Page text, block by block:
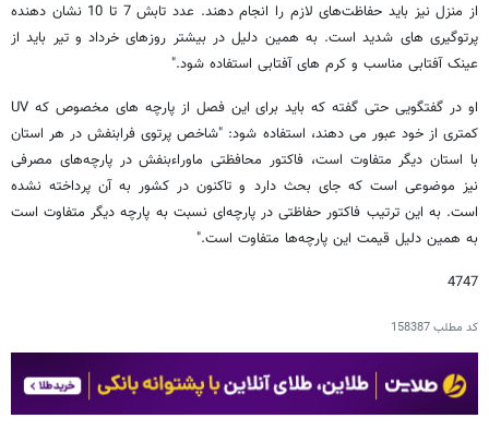
از منزل نیز باید حفاظت‌های لازم را انجام دهند. عدد تابش 7 تا 10 نشان دهنده
پرتوگیری های شدید است. به همین دلیل در بیشتر روزهای خرداد و تیر باید از
عینک آفتابی مناسب و کرم های آفتابی استفاده شود."
او در گفتگویی حتی گفته که باید برای این فصل از پارچه های مخصوص که UV
کمتری از خود عبور می دهند، استفاده شود: "شاخص پرتوی فرابنفش در هر استان
با استان دیگر متفاوت است، فاکتور محافظتی ماوراءبنفش در پارچه‌های مصرفی
نیز موضوعی است که جای بحث دارد و تاکنون در کشور به آن پرداخته نشده
است. به این ترتیب فاکتور حفاظتی در پارچه‌ای نسبت به پارچه‌ دیگر متفاوت است
به همین دلیل قیمت این پارچه‌ها متفاوت است."
4747
کد مطلب158387